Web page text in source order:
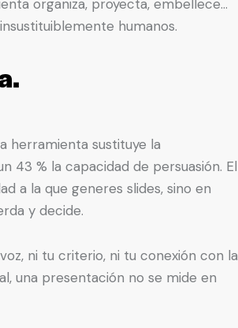
organiza, proyecta, embellece…
humanos.
herramienta sustituye la
43 % la capacidad de persuasión. El
a la que generes slides, sino en
y decide.
ni tu criterio, ni tu conexión con la
una presentación no se mide en